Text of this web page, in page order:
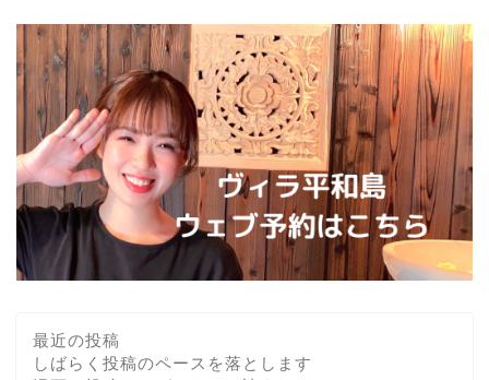
最近の投稿
しばらく投稿のペースを落とします